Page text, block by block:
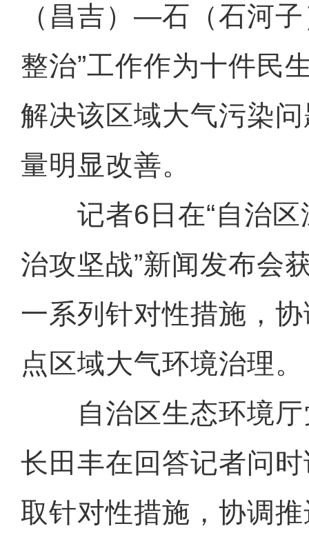
（昌吉）—石（石河
整治”工作作为十件民
解决该区域大气污染
量明显改善。
记者6日在“自治区
治攻坚战”新闻发布会
一系列针对性措施，
点区域大气环境治理。
自治区生态环境厅
长田丰在回答记者问
取针对性措施，协调